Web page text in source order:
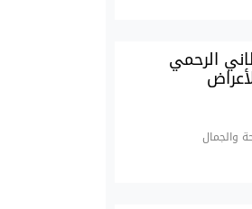
الرحمي
والجمال